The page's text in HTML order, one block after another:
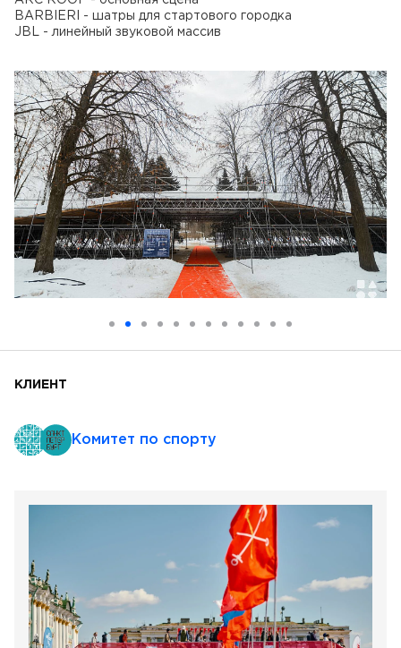
BARBIERI - шатры для стартового городка
JBL - линейный звуковой массив
КЛИЕНТ
Комитет по спорту